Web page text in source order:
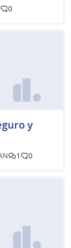
0
y
1 0